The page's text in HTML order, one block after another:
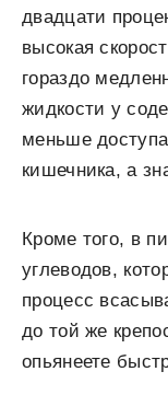
двадцати
высокая
гораздо
жидкости у
меньше
кишечника, а
Кроме того, в
углеводов,
процесс
до той же
опьянеете